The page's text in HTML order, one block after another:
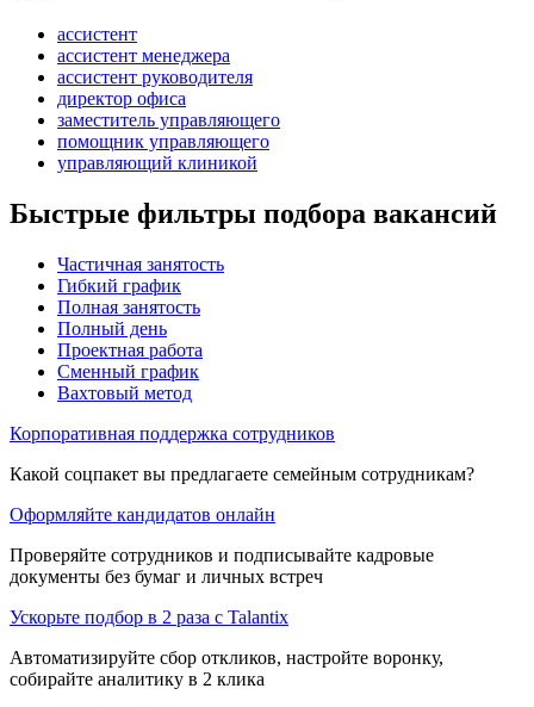
ассистент
ассистент менеджера
ассистент руководителя
директор офиса
заместитель управляющего
помощник управляющего
управляющий клиникой
Быстрые фильтры подбора вакансий
Частичная занятость
Гибкий график
Полная занятость
Полный день
Проектная работа
Сменный график
Вахтовый метод
Корпоративная поддержка сотрудников
Какой соцпакет вы предлагаете семейным сотрудникам?
Оформляйте кандидатов онлайн
Проверяйте сотрудников и подписывайте кадровые
документы без бумаг и личных встреч
Ускорьте подбор в 2 раза с Talantix
Автоматизируйте сбор откликов, настройте воронку,
собирайте аналитику в 2 клика